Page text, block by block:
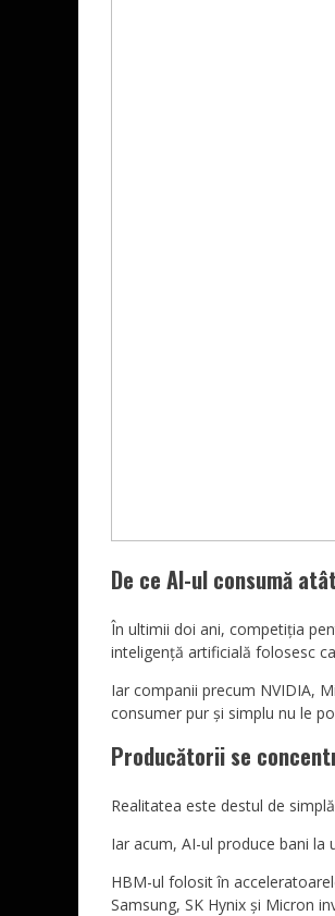
De ce AI-ul consumă
În ultimii doi ani, competiția
inteligență artificială folosesc
Iar companii precum NVIDIA,
consumer pur și simplu nu le
Producătorii se
Realitatea este destul de
Iar acum, AI-ul produce bani la
HBM-ul folosit în
Samsung, SK Hynix și Micron